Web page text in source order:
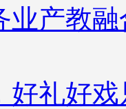
业产教
好礼好